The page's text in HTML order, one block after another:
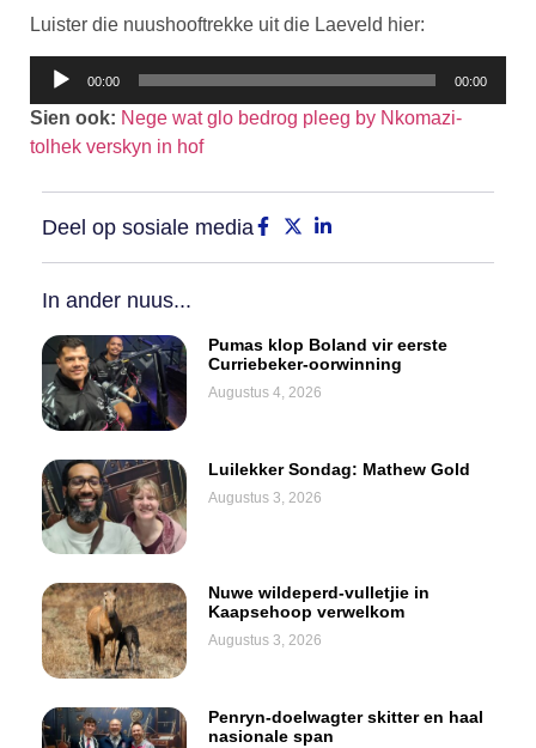
Luister die nuushooftrekke uit die Laeveld hier:
Klankspeler
00:00 00:00
Sien ook: Nege wat glo bedrog pleeg by Nkomazi-
tolhek verskyn in hof
Deel op sosiale media
In ander nuus...
Pumas klop Boland vir eerste
Curriebeker-oorwinning
Augustus 4, 2026
Luilekker Sondag: Mathew Gold
Augustus 3, 2026
Nuwe wildeperd-vulletjie in
Kaapsehoop verwelkom
Augustus 3, 2026
Penryn-doelwagter skitter en haal
nasionale span